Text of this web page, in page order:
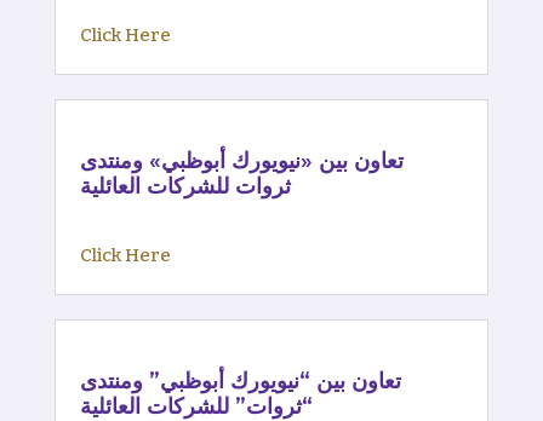
Click Here
تعاون بين «نيويورك أبوظبي» ومنتدى
ثروات للشركات العائلية
Click Here
تعاون بين “نيويورك أبوظبي” ومنتدى
“ثروات” للشركات العائلية